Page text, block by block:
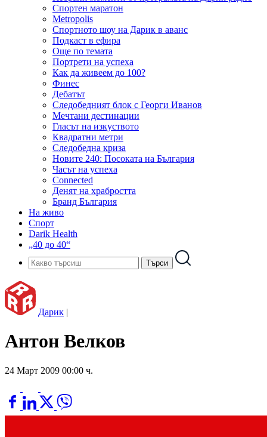
Спортен маратон
Metropolis
Спортното шоу на Дарик в аванс
Подкаст в ефира
Още по темата
Портрети на успеха
Как да живеем до 100?
Финес
Дебатът
Следобедният блок с Георги Иванов
Мечтани дестинации
Гласът на изкуството
Квадратни метри
Следобедна криза
Новите 240: Посоката на България
Часът на успеха
Connected
Денят на храбростта
Бранд България
На живо
Спорт
Darik Health
„40 до 40“
Дарик |
Антон Велков
24 Март 2009 00:00 ч.